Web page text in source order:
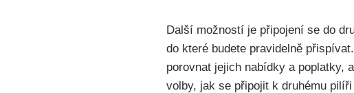
Další možností je připojení se do
do které budete pravidelně
porovnat jejich nabídky a poplatky,
volby, jak se připojit k druhému